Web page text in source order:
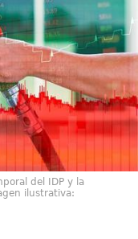
del IDP y la
ilustrativa: